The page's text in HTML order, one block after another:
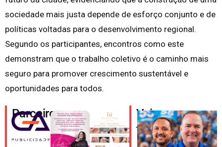
sociedade mais justa depende de esforço conjunto e de
políticas voltadas para o desenvolvimento regional.
Segundo os participantes, encontros como este
demonstram que o trabalho coletivo é o caminho mais
seguro para promover crescimento sustentável e
oportunidades para todos.
Parceiros
Veja
também